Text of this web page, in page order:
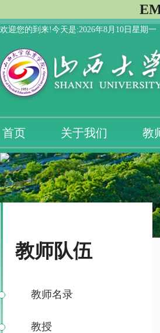
欢迎您的到来!今天是:2026年8月10日星期一
首页 关于我们 教
教师队伍
教师名录
教授